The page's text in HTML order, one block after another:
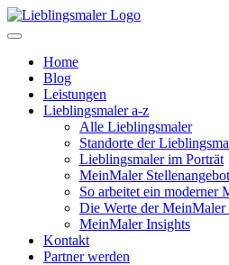
Home
Blog
Leistungen
Lieblingsmaler a-z
Alle Lieblingsmaler
Standorte der
Lieblingsmaler im Porträt
MeinMaler
So arbeitet ein moderner
Die Werte der
MeinMaler Insights
Kontakt
Partner werden